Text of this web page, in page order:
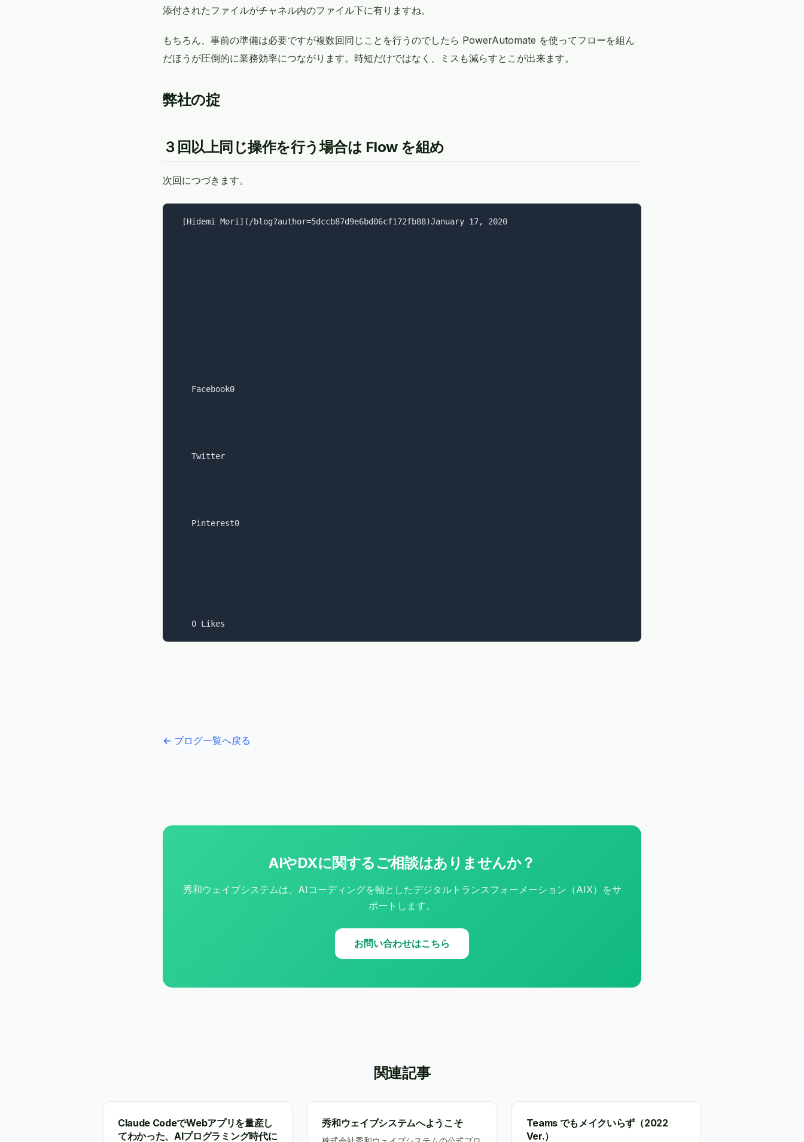
添付されたファイルがチャネル内のファイル下に有りますね。
もちろん、事前の準備は必要ですが複数回同じことを行うのでしたら PowerAutomate を使ってフローを組ん
だほうが圧倒的に業務効率につながります。時短だけではなく、ミスも減らすとこが出来ます。
弊社の掟
３回以上同じ操作を行う場合は Flow を組め
次回につづきます。
  [Hidemi Mori](/blog?author=5dccb87d9e6bd06cf172fb88)January 17, 2020
    Facebook0
    Twitter
    Pinterest0
← ブログ一覧へ戻る
AIやDXに関するご相談はありませんか？
秀和ウェイブシステムは、AIコーディングを軸としたデジタルトランスフォーメーション（AIX）をサ
ポートします。
お問い合わせはこちら
関連記事
Claude CodeでWebアプリを量産し
てわかった、AIプログラミング時代に
秀和ウェイブシステムへようこそ
Teams でもメイクいらず（2022
Ver.）